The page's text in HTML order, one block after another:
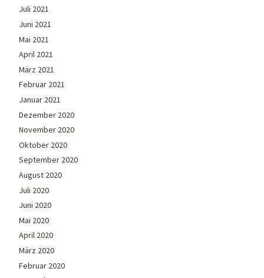
Juli 2021
Juni 2021
Mai 2021
April 2021
März 2021
Februar 2021
Januar 2021
Dezember 2020
November 2020
Oktober 2020
September 2020
August 2020
Juli 2020
Juni 2020
Mai 2020
April 2020
März 2020
Februar 2020